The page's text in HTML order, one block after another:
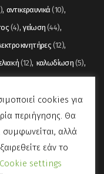
αντικεραυνικά (10)
(4) γείωση (44)
(12)
(12) καλωδίωση (5)
(6) οπτικές ίνες(11)
(6) ρελέ(36)
(5) τάση(13)
cookies για
περιήγησης. Θα
αλλά
εάν το
Cookie settings